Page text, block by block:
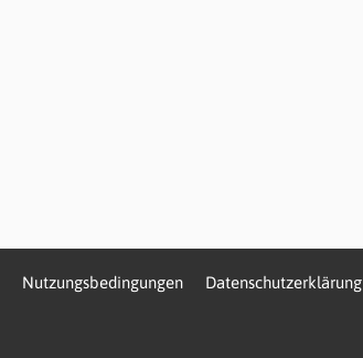
Nutzungsbedingungen Datenschutzerklärung